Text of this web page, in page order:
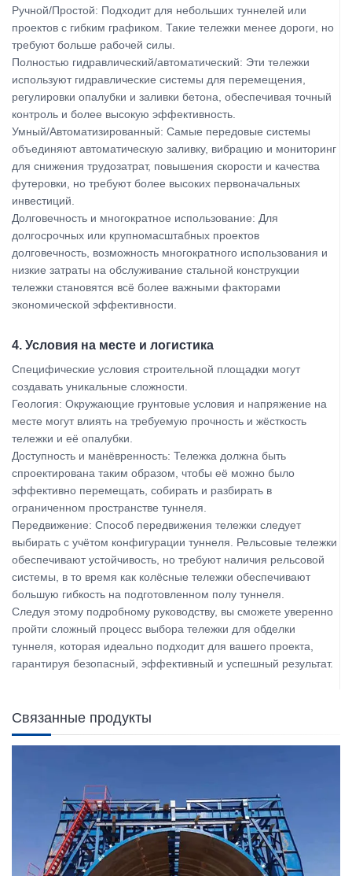
Ручной/Простой: Подходит для небольших туннелей или
проектов с гибким графиком. Такие тележки менее дороги, но
требуют больше рабочей силы.
Полностью гидравлический/автоматический: Эти тележки
используют гидравлические системы для перемещения,
регулировки опалубки и заливки бетона, обеспечивая точный
контроль и более высокую эффективность.
Умный/Автоматизированный: Самые передовые системы
объединяют автоматическую заливку, вибрацию и мониторинг
для снижения трудозатрат, повышения скорости и качества
футеровки, но требуют более высоких первоначальных
инвестиций.
Долговечность и многократное использование: Для
долгосрочных или крупномасштабных проектов
долговечность, возможность многократного использования и
низкие затраты на обслуживание стальной конструкции
тележки становятся всё более важными факторами
экономической эффективности.
4. Условия на месте и логистика
Специфические условия строительной площадки могут
создавать уникальные сложности.
Геология: Окружающие грунтовые условия и напряжение на
месте могут влиять на требуемую прочность и жёсткость
тележки и её опалубки.
Доступность и манёвренность: Тележка должна быть
спроектирована таким образом, чтобы её можно было
эффективно перемещать, собирать и разбирать в
ограниченном пространстве туннеля.
Передвижение: Способ передвижения тележки следует
выбирать с учётом конфигурации туннеля. Рельсовые тележки
обеспечивают устойчивость, но требуют наличия рельсовой
системы, в то время как колёсные тележки обеспечивают
большую гибкость на подготовленном полу туннеля.
Следуя этому подробному руководству, вы сможете уверенно
пройти сложный процесс выбора тележки для обделки
туннеля, которая идеально подходит для вашего проекта,
гарантируя безопасный, эффективный и успешный результат.
Связанные продукты